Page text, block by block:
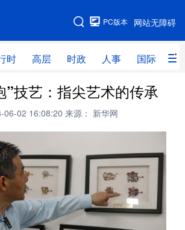
网站无障碍
PC版本
时 高层 时政 人事 国际 财
网站地图
高层 时政 人事
财经 网评
思客智库
科创 量子 体育
书画 健康 军事
视频 图片 政务
”技艺：指尖艺术的传承
06-02 16:08:20 来源： 新华网